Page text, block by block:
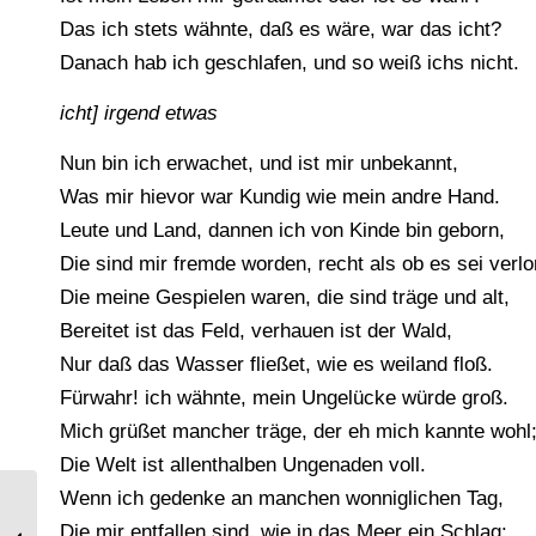
Das ich stets wähnte, daß es wäre, war das icht?
Danach hab ich geschlafen, und so weiß ichs nicht.
icht] irgend etwas
Nun bin ich erwachet, und ist mir unbekannt,
Was mir hievor war Kundig wie mein andre Hand.
Leute und Land, dannen ich von Kinde bin geborn,
Die sind mir fremde worden, recht als ob es sei
Die meine Gespielen waren, die sind träge und alt,
Bereitet ist das Feld, verhauen ist der Wald,
Nur daß das Wasser fließet, wie es weiland floß.
Fürwahr! ich wähnte, mein Ungelücke würde groß.
Mich grüßet mancher träge, der eh mich kannte wohl;
Die Welt ist allenthalben Ungenaden voll.
Wenn ich gedenke an manchen wonniglichen Tag,
Tournai du roi René. Edelleute à la